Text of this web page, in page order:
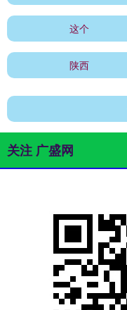
这个
陕西
关注 广盛网